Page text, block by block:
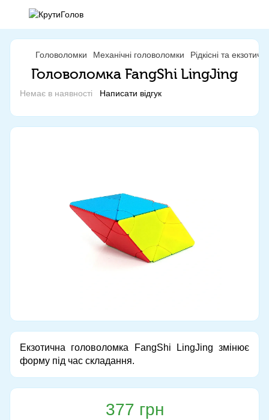
Головоломки Механічні головоломки Рідкісні та
Головоломка FangShi LingJing
Немає в наявності Написати відгук
Екзотична головоломка FangShi LingJing змінює
форму під час складання.
377 грн